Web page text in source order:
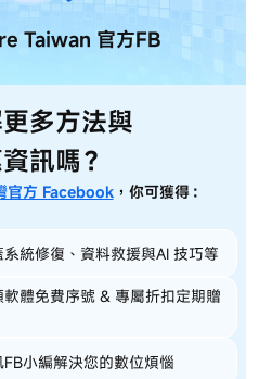
Taiwan 官方FB
多方法與
訊嗎？
官方 Facebook，你可獲得：
系統修復、資料救援與AI 技巧等
軟體免費序號 & 專屬折扣定期贈
FB小編解決您的數位煩惱